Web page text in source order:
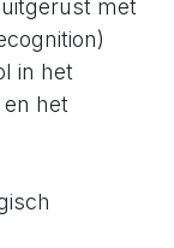
met
in het
het